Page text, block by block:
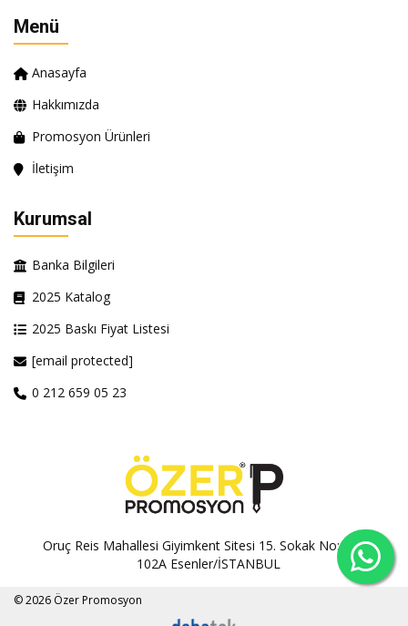
Menü
Anasayfa
Hakkımızda
Promosyon Ürünleri
İletişim
Kurumsal
Banka Bilgileri
2025 Katalog
2025 Baskı Fiyat Listesi
[email protected]
0 212 659 05 23
Oruç Reis Mahallesi Giyimkent Sitesi 15. Sokak No:100A-
102A Esenler/İSTANBUL
© 2026 Özer Promosyon